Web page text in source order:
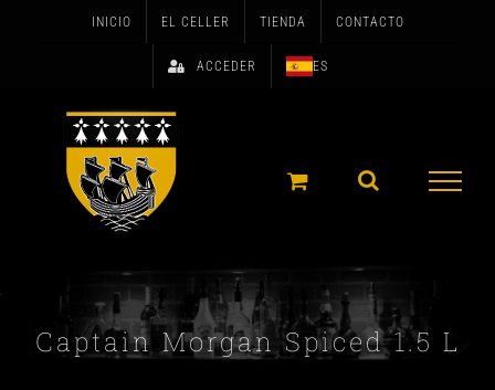
INICIO EL CELLER TIENDA CONTACTO
ACCEDER ES
Captain Morgan Spiced 1.5 L